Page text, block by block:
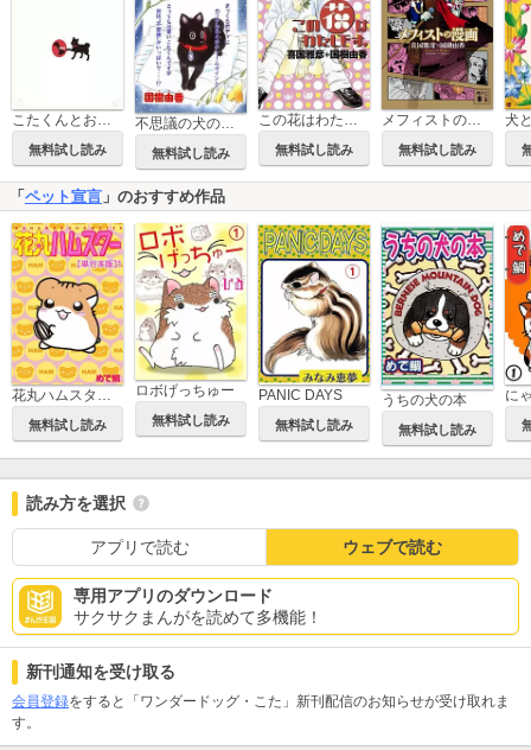
こたくんとおひるね
無料試し読み 無料試し読み
この花はわたしです
無料試し読み
メフィストの漫画
無料試し読み
「ペット宣言 」のおすすめ作品
花丸ハムスター【単行本版】
無料試し読み
ロボげっちゅー
無料試し読み
PANIC DAYS
無料試し読み
うちの犬の本
無料試し読み
読み方を選択
アプリで読む ウェブで読む
専用アプリのダウンロード
サクサクまんがを読めて多機能！
新刊通知を受け取る
会員登録をすると「ワンダードッグ・こた」新刊配信のお知らせが受け取れま
す。